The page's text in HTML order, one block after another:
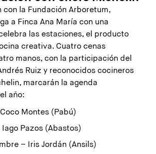
con la Fundación Arboretum,
a Finca Ana María con una
las estaciones, el producto
creativa. Cuatro cenas
manos, con la participación del
Ruiz y reconocidos cocineros
marcarán la agenda
año:
Montes (Pabú)
Pazos (Abastos)
– Iris Jordán (Ansils)